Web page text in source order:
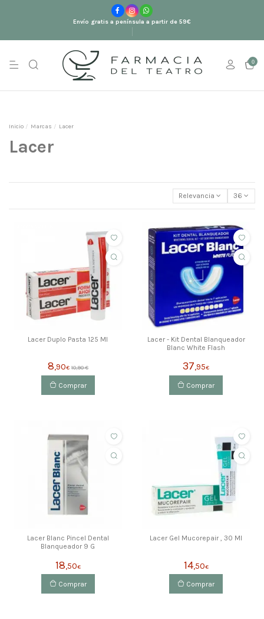
Envío gratis a península a partir de 59€
0
Inicio Marcas Lacer
Lacer
Relevancia 36
Lacer Duplo Pasta 125 Ml
8,90€ 10,90 €
Comprar
Lacer - Kit Dental Blanqueador
Blanc White Flash
37,95€
Comprar
Lacer Blanc Pincel Dental
Blanqueador 9 G
18,50€
Comprar
Lacer Gel Mucorepair , 30 Ml
14,50€
Comprar